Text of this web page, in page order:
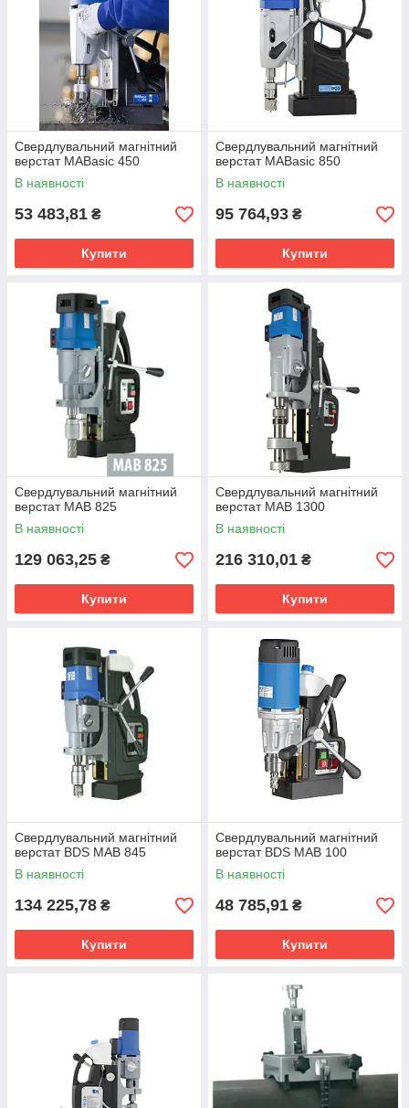
невелика вага. Працювати з нетяжким переносним
верстатом дуже зручно;
достатня сила тяжіння магнітної підошви (підстави).
Це дозволяє комфортно експлуатувати верстат в самих
незручних умовах (вертикальні і похилі площини);
здатність свердлити в будь-яких положеннях
верстата;
нарізування різьби до М30, розсвердлювання
отворів, зенкування;
можливість виконання отворів у трубах внахлест і т.
оптимальна жорсткість свердління, яка забезпечує
система автоматичної подачі охолоджуючої рідини
під тиском.
Свердлувальний магнітний
верстат MABasic 450
В наявності
53 483,81 ₴
Купити
Свердлувальний магнітний
верстат MABasic 850
В наявності
95 764,93 ₴
Купити
Свердлувальний магнітний
верстат MAB 825
В наявності
129 063,25 ₴
Купити
Свердлувальний магнітний
верстат MAB 1300
В наявності
216 310,01 ₴
Купити
Свердлувальний магнітний
верстат BDS MAB 845
В наявності
134 225,78 ₴
Купити
Свердлувальний магнітний
верстат BDS MAB 100
В наявності
48 785,91 ₴
Купити